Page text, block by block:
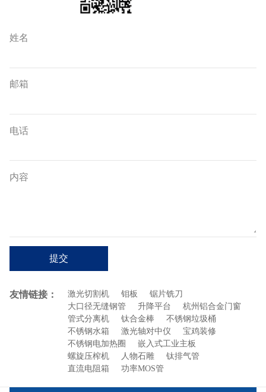
姓名
邮箱
电话
内容
提交
友情链接： 激光切割机 钼板
锯片铣刀
大口径无缝钢管
升降平台
杭州铝合金门窗
管式分离机
钛合金棒
不锈钢垃圾桶
不锈钢水箱
激光轴对中仪
宝鸡装修
不锈钢电加热圈
嵌入式工业主板
螺旋压榨机
人物石雕
钛排气管
直流电阻箱
功率MOS管